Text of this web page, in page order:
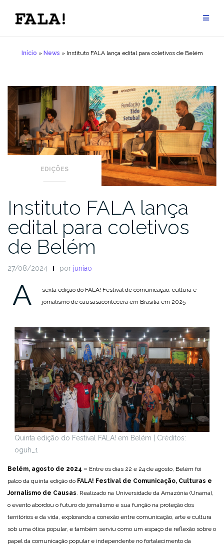
para
Início » News » Instituto FALA lança edital para coletivos de Belém
EDIÇÕES
Instituto FALA lança
edital para coletivos
de Belém
27/08/2024 por juniao
A
sexta edição do FALA! Festival de comunicação, cultura e
jornalismo de causasacontecerá em Brasília em 2025
Quinta edição do Festival FALA! em Belém | Créditos:
oguh_1
Belém, agosto de 2024 – Entre os dias 22 e 24 de agosto, Belém foi
palco da quinta edição do FALA! Festival de Comunicação, Culturas e
Jornalismo de Causas. Realizado na Universidade da Amazônia (Unama),
o evento abordou o futuro do jornalismo e sua função na proteção dos
territórios e da vida, explorando a conexão entre comunicação, arte e cultura
sob uma ótica popular, e também serviu como um espaço de reflexão sobre o
papel da comunicação popular e independente no fortalecimento da